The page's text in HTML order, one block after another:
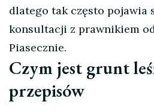
dlatego tak często pojawia
konsultacji z prawnikiem
Piasecznie.
Czym jest grunt
przepisów